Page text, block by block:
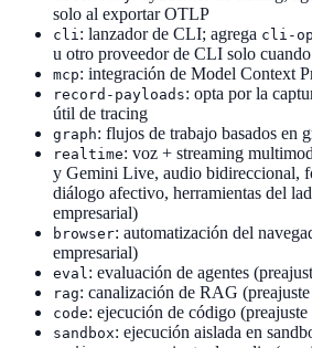
solo al exportar OTLP
cli: lanzador de CLI; agrega cli-
u otro proveedor de CLI solo cuando
mcp: integración de Model Context
record-payloads: opta por la
útil de tracing
graph: flujos de trabajo basados en
realtime: voz + streaming
y Gemini Live, audio bidireccional,
diálogo afectivo, herramientas del
empresarial)
browser: automatización del
empresarial)
eval: evaluación de agentes
rag: canalización de RAG
code: ejecución de código
sandbox: ejecución aislada en